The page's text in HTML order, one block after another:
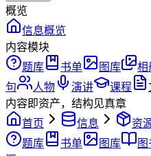
概览
信息概览
内容模块
题库
书单 图库 相
句
人物 演讲 课程
内容即资产，结构见真章
首页
信息
资
题库
书单 图库 图